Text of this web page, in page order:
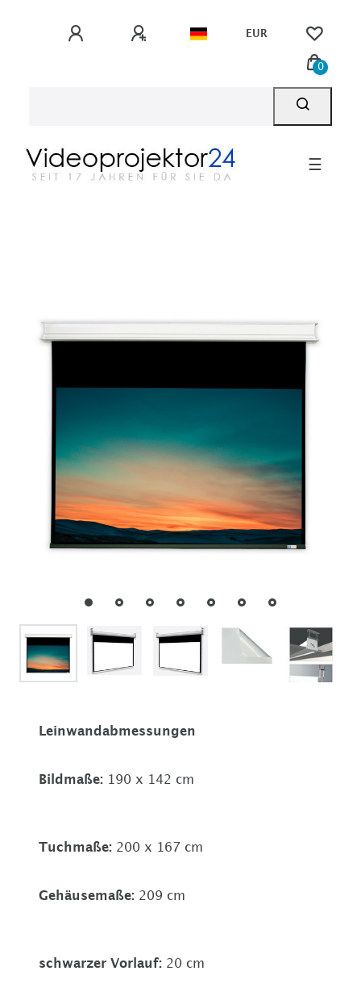
EUR
0
☰
Leinwandabmessungen
Bildmaße: 190 x 142 cm
Tuchmaße: 200 x 167 cm
Gehäusemaße: 209 cm
schwarzer Vorlauf: 20 cm